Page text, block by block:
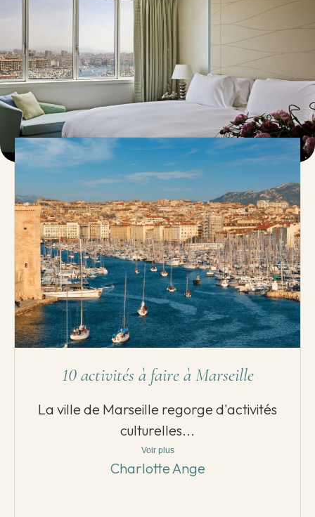
Ⓒ SOFITEL Marseille Vieux Port
Pour visiter la région
Provence-Alpes-Côte-d'Azur
Actu, adresses, itinéraires, secrets d’histoire,
continuez votre lecture sur Voyage avec Vue !
10 activités à faire à Marseille
La ville de Marseille regorge d'activités
culturelles...
Voir plus
Charlotte Ange